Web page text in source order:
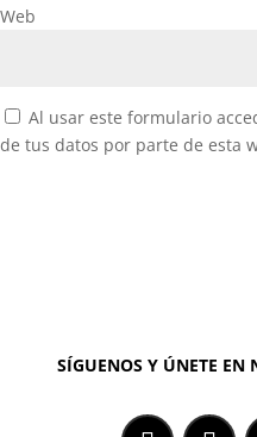
Web
Al usar este formulario
de tus datos por parte de esta
SÍGUENOS Y ÚNETE EN